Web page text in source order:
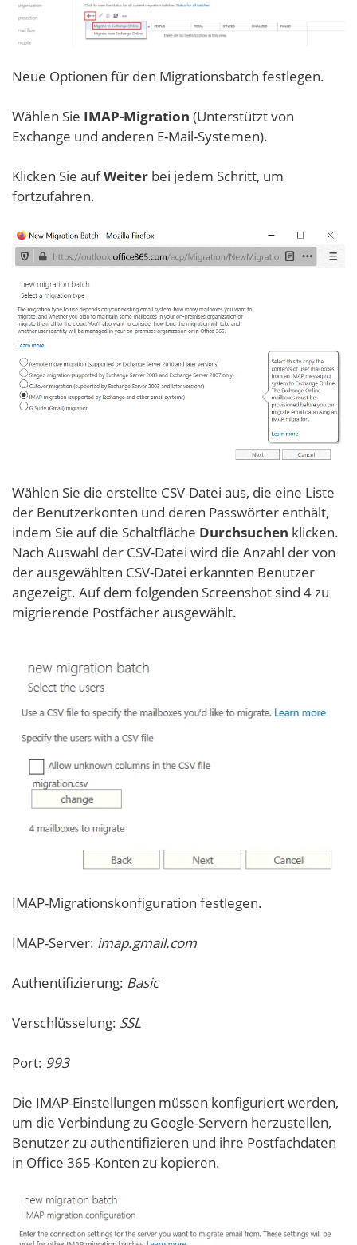
Neue Optionen für den Migrationsbatch festlegen.
Wählen Sie IMAP-Migration (Unterstützt von
Exchange und anderen E-Mail-Systemen).
Klicken Sie aufWeiter bei jedem Schritt, um
fortzufahren.
Wählen Sie die erstellte CSV-Datei aus, die eine Liste
der Benutzerkonten und deren Passwörter enthält,
indem Sie auf die Schaltfläche Durchsuchen klicken.
Nach Auswahl der CSV-Datei wird die Anzahl der von
der ausgewählten CSV-Datei erkannten Benutzer
angezeigt. Auf dem folgenden Screenshot sind 4 zu
migrierende Postfächer ausgewählt.
IMAP-Migrationskonfiguration festlegen.
IMAP-Server: imap.gmail.com
Authentifizierung: Basic
Verschlüsselung: SSL
Port: 993
Die IMAP-Einstellungen müssen konfiguriert werden,
um die Verbindung zu Google-Servern herzustellen,
Benutzer zu authentifizieren und ihre Postfachdaten
in Office 365-Konten zu kopieren.